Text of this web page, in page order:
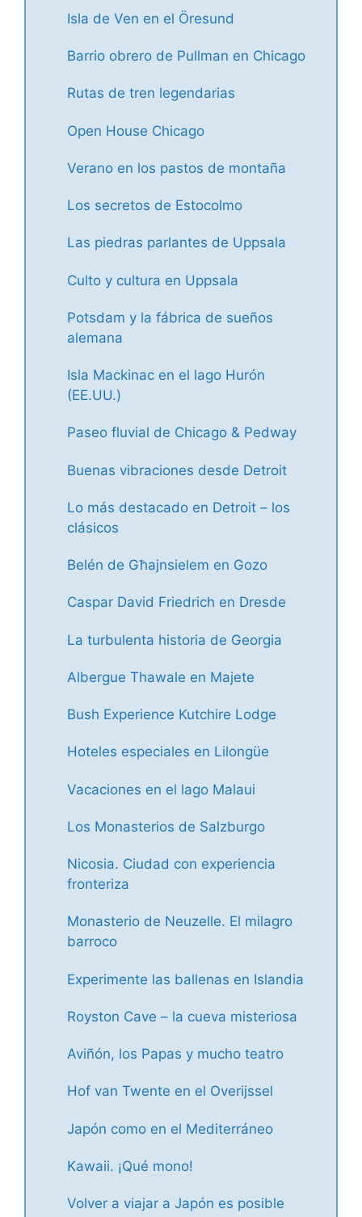
Isla de Ven en el Öresund
Barrio obrero de Pullman en Chicago
Rutas de tren legendarias
Open House Chicago
Verano en los pastos de montaña
Los secretos de Estocolmo
Las piedras parlantes de Uppsala
Culto y cultura en Uppsala
Potsdam y la fábrica de sueños
alemana
Isla Mackinac en el lago Hurón
(EE.UU.)
Paseo fluvial de Chicago & Pedway
Buenas vibraciones desde Detroit
Lo más destacado en Detroit – los
clásicos
Belén de Għajnsielem en Gozo
Caspar David Friedrich en Dresde
La turbulenta historia de Georgia
Albergue Thawale en Majete
Bush Experience Kutchire Lodge
Hoteles especiales en Lilongüe
Vacaciones en el lago Malaui
Los Monasterios de Salzburgo
Nicosia. Ciudad con experiencia
fronteriza
Monasterio de Neuzelle. El milagro
barroco
Experimente las ballenas en Islandia
Royston Cave – la cueva misteriosa
Aviñón, los Papas y mucho teatro
Hof van Twente en el Overijssel
Japón como en el Mediterráneo
Kawaii. ¡Qué mono!
Volver a viajar a Japón es posible